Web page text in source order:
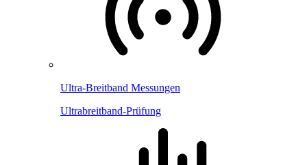
Ultra-Breitband Messungen
Ultrabreitband-Prüfung